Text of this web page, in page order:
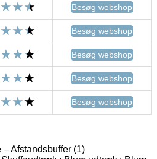
Besøg webshop
Besøg webshop
Besøg webshop
Besøg webshop
Besøg webshop
Afstandsbuffer (1)